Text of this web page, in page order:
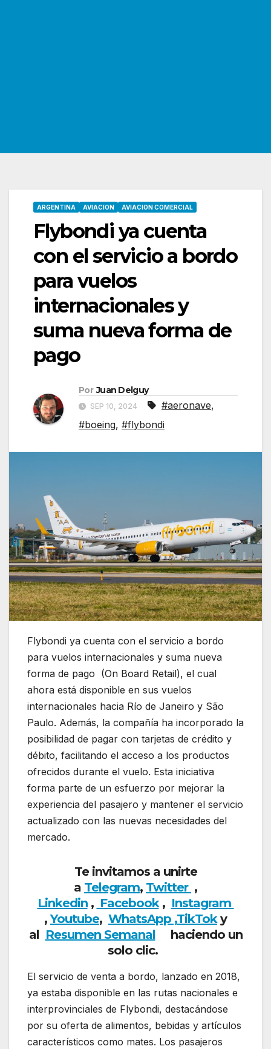
ARGENTINA AVIACION AVIACION COMERCIAL
Flybondi ya cuenta
con el servicio a bordo
para vuelos
internacionales y
suma nueva forma de
pago
Por Juan Delguy
SEP 10, 2024 #aeronave,
#boeing, #flybondi
Flybondi ya cuenta con el servicio a bordo
para vuelos internacionales y suma nueva
forma de pago (On Board Retail), el cual
ahora está disponible en sus vuelos
internacionales hacia Río de Janeiro y São
Paulo. Además, la compañía ha incorporado la
posibilidad de pagar con tarjetas de crédito y
débito, facilitando el acceso a los productos
ofrecidos durante el vuelo. Esta iniciativa
forma parte de un esfuerzo por mejorar la
experiencia del pasajero y mantener el servicio
actualizado con las nuevas necesidades del
mercado.
Te invitamos a unirte
a Telegram, Twitter ,
Linkedin, Facebook, Instagram
,Youtube, WhatsApp ,TikToky
al Resumen Semanalhaciendo un
solo clic.
El servicio de venta a bordo, lanzado en 2018,
ya estaba disponible en las rutas nacionales e
interprovinciales de Flybondi, destacándose
por su oferta de alimentos, bebidas y artículos
característicos como mates. Los pasajeros